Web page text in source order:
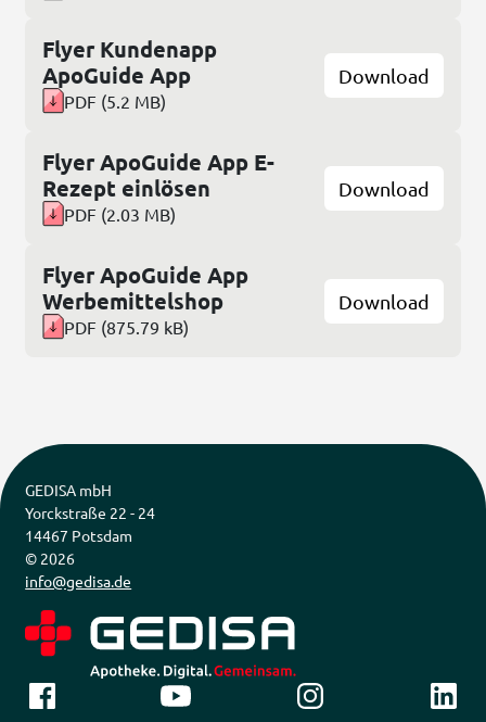
Flyer Kundenapp
ApoGuide App
PDF (5.2 MB)
Download
Flyer ApoGuide App E-
Rezept einlösen
PDF (2.03 MB)
Download
Flyer ApoGuide App
Werbemittelshop
PDF (875.79 kB)
Download
GEDISA mbH
Yorckstraße 22 - 24
14467 Potsdam
© 2026
info@gedisa.de